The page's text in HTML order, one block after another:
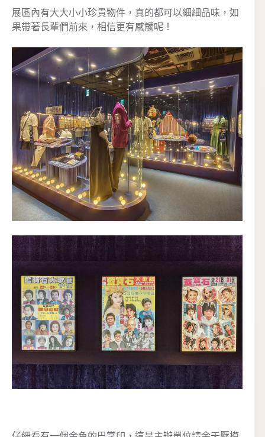
展區內有大大小小珍貴物件，真的都可以細細品味，如
果帶著長輩們前來，相信更有感觸呢！